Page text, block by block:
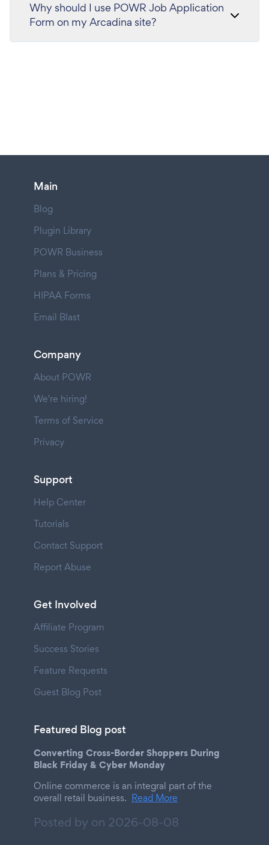
Why should I use POWR Job Application
Form on my Arcadina site?
Main
Blog
Plugin Library
POWR Business
Plans & Pricing
HIPAA Forms
Email Blast
Company
About POWR
We're hiring!
Terms of Service
Privacy
Support
Help Center
Tutorials
Contact Support
Report Abuse
Get Involved
Affiliate Program
Success Stories
Feature Requests
Guest Blog Post
Featured Blog post
Converting Cross-Border Shoppers During
Black Friday & Cyber Monday
Online commerce is an integral part of the
overall retail business. Read More
Posted by on 2026-08-08